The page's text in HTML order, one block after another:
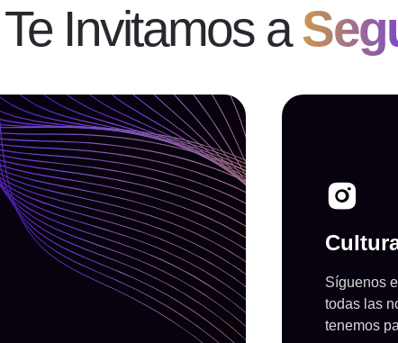
Te Invitamos a
Síguenos
todas las
tenemos